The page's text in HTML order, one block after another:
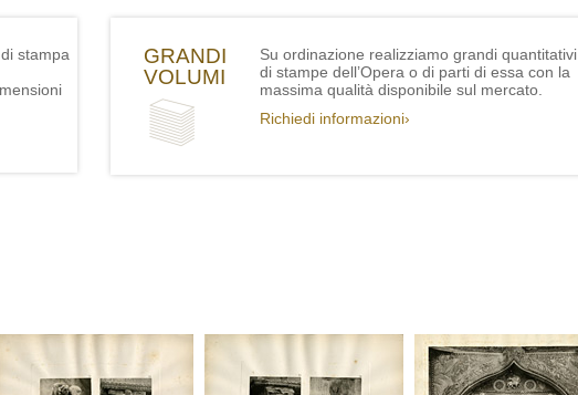
stampa
GRANDI
VOLUMI
Su ordinazione realizziamo grandi quantitativi
di stampe dell’Opera o di parti di essa con la
massima qualità disponibile sul mercato.
Richiedi informazioni›